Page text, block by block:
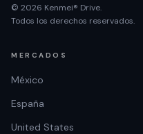
© 2026 Kenmei® Drive.
Todos los derechos reservados.
MERCADOS
México
España
United States